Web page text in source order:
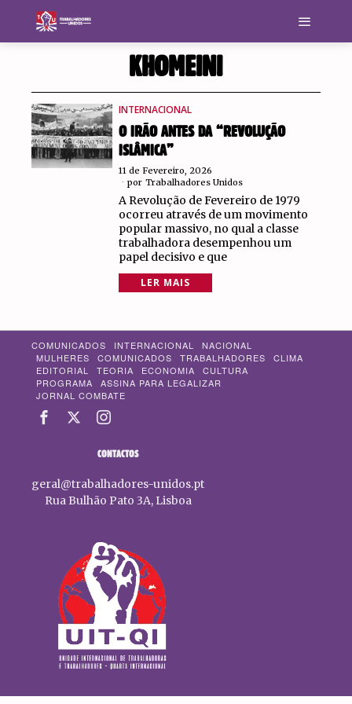
KHOMEINI
INTERNACIONAL
O IRÃO ANTES DA “REVOLUÇÃO
ISLÂMICA”
11 de Fevereiro, 2026
por Trabalhadores Unidos
A Revolução de Fevereiro de 1979
ocorreu através de um movimento
popular massivo, no qual a classe
trabalhadora desempenhou um
papel decisivo e que
LER MAIS
COMUNICADOS INTERNACIONAL
NACIONAL
MULHERES
COMUNICADOS TRABALHADORES
CLIMA
EDITORIAL
TEORIA ECONOMIA
CULTURA
PROGRAMA
ASSINA PARA LEGALIZAR
JORNAL COMBATE
CONTACTOS
geral@trabalhadores-unidos.pt
Rua Bulhão Pato 3A, Lisboa